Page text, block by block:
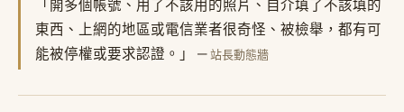
「開多個帳號、用了不該用的照片、自介填了不該填的
東西、上網的地區或電信業者很奇怪、被檢舉，都有可
能被停權或要求認證。」 —站長動態牆